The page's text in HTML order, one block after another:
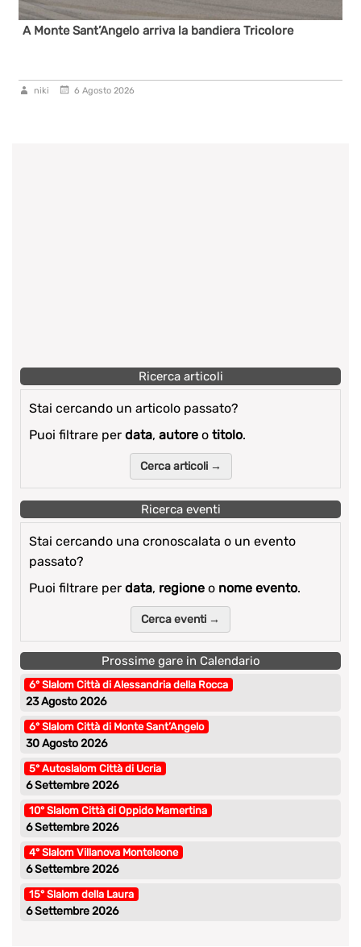
A Monte Sant’Angelo arriva la bandiera Tricolore
niki 6 Agosto 2026
Ricerca articoli
Stai cercando un articolo passato?
Puoi filtrare per data, autore o titolo.
Cerca articoli →
Ricerca eventi
Stai cercando una cronoscalata o un evento
passato?
Puoi filtrare per data, regione o nome evento.
Cerca eventi →
Prossime gare in Calendario
6° Slalom Città di Alessandria della Rocca
23 Agosto 2026
6° Slalom Città di Monte Sant’Angelo
30 Agosto 2026
5° Autoslalom Città di Ucria
6 Settembre 2026
10° Slalom Città di Oppido Mamertina
6 Settembre 2026
4° Slalom Villanova Monteleone
6 Settembre 2026
15° Slalom della Laura
6 Settembre 2026